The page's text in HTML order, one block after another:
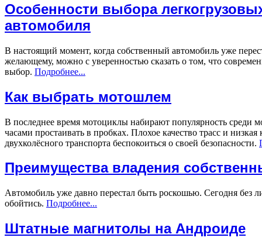
Особенности выбора
автомобиля
В настоящий момент, когда собственный автомобиль уже
желающему, можно с уверенностью сказать о том, что
выбор. Подробнее...
Как выбрать мотошлем
В последнее время мотоциклы набирают популярность среди
часами простаивать в пробках. Плохое качество трасс и низкая
двухколёсного транспорта беспокоиться о своей безопасности.
Преимущества владения
Автомобиль уже давно перестал быть роскошью. Сегодня без
обойтись. Подробнее...
Штатные магнитолы на Андроиде